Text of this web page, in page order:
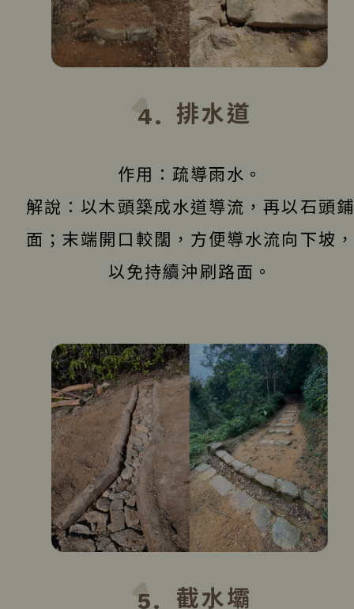
4. 排水道
作用：疏導雨水。
解說：以木頭築成水道導流，再以石頭鋪
面；末端開口較闊，方便導水流向下坡，
以免持續沖刷路面。
5. 截水壩